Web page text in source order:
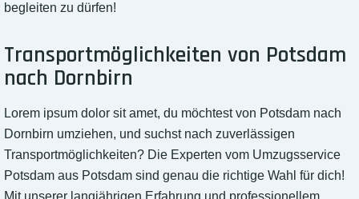
begleiten zu dürfen!
Transportmöglichkeiten von Potsdam
nach Dornbirn
Lorem ipsum dolor sit amet, du möchtest von Potsdam nach
Dornbirn umziehen, und suchst nach zuverlässigen
Transportmöglichkeiten? Die Experten vom Umzugsservice
Potsdam aus Potsdam sind genau die richtige Wahl für dich!
Mit unserer langjährigen Erfahrung und professionellem